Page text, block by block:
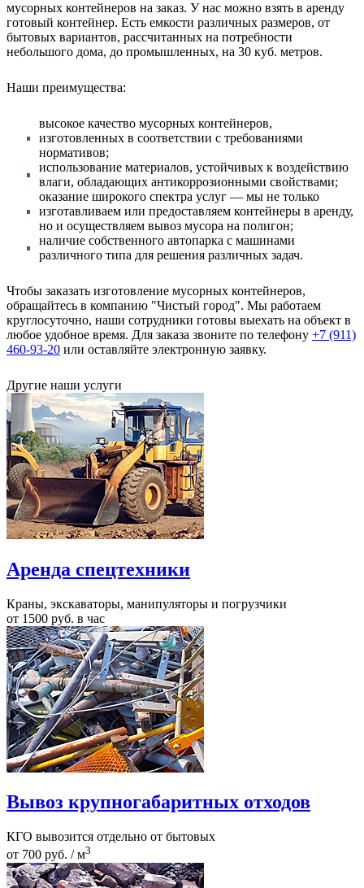
мусорных контейнеров на заказ. У нас можно взять в аренду
готовый контейнер. Есть емкости различных размеров, от
бытовых вариантов, рассчитанных на потребности
небольшого дома, до промышленных, на 30 куб. метров.
Наши преимущества:
высокое качество мусорных контейнеров,
изготовленных в соответствии с требованиями
нормативов;
использование материалов, устойчивых к воздействию
влаги, обладающих антикоррозионными свойствами;
оказание широкого спектра услуг — мы не только
изготавливаем или предоставляем контейнеры в аренду,
но и осуществляем вывоз мусора на полигон;
наличие собственного автопарка с машинами
различного типа для решения различных задач.
Чтобы заказать изготовление мусорных контейнеров,
обращайтесь в компанию "Чистый город". Мы работаем
круглосуточно, наши сотрудники готовы выехать на объект в
любое удобное время. Для заказа звоните по телефону +7 (911)
460-93-20 или оставляйте электронную заявку.
Другие наши услуги
Аренда спецтехники
Краны, экскаваторы, манипуляторы и погрузчики
от 1500 руб. в час
Вывоз крупногабаритных отходов
КГО вывозится отдельно от бытовых
от 700 руб. / м3